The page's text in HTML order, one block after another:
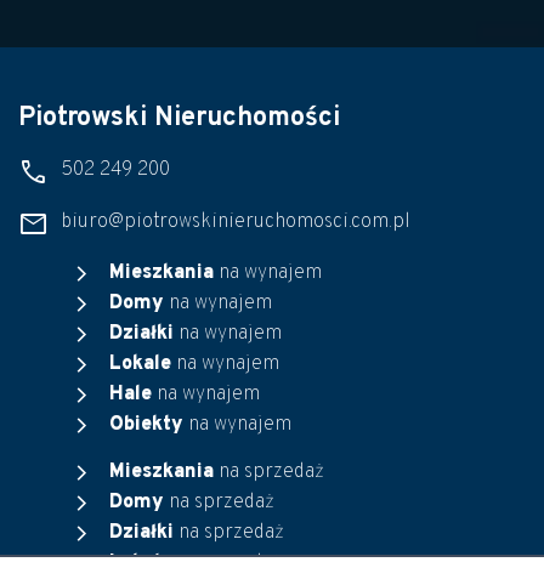
Piotrowski Nieruchomości
phone 502 249 200
mail biuro@piotrowskinieruchomosci.com.pl
chevron_right Mieszkania na wynajem
chevron_right Domy na wynajem
chevron_right Działki na wynajem
chevron_right Lokale na wynajem
chevron_right Hale na wynajem
chevron_right Obiekty na wynajem
chevron_right Mieszkania na sprzedaż
chevron_right Domy na sprzedaż
chevron_right Działki na sprzedaż